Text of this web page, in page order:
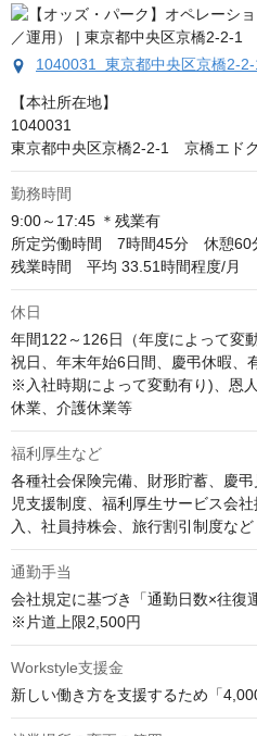
1040031 東京都中央区京橋2-
【本社所在地】
1040031
東京都中央区京橋2-2-1　京橋エド
勤務時間
9:00～17:45 ＊残業有
所定労働時間　7時間45分　休憩60
残業時間　平均 33.51時間程度/月
休日
年間122～126日（年度によって変
祝日、年末年始6日間、慶弔休暇、
※入社時期によって変動有り)、恩
休業、介護休業等
福利厚生など
各種社会保険完備、財形貯蓄、慶
児支援制度、福利厚生サービス会
入、社員持株会、旅行割引制度など
通勤手当
会社規定に基づき「通勤日数×往復
※片道上限2,500円
Workstyle支援金
新しい働き方を支援するため「